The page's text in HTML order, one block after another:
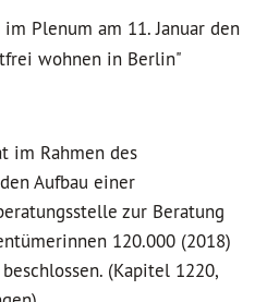
Plenum am 11. Januar den
wohnen in Berlin"
im Rahmen des
Aufbau einer
zur Beratung
120.000 (2018)
(Kapitel 1220,